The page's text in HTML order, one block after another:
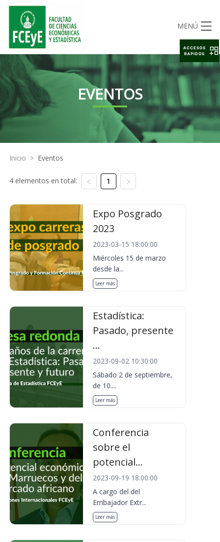
MENÚ
EVENTOS
Inicio > Eventos
4 elementos en total: 1
Expo Posgrado
2023
2023-03-15 18:00:00
Miércoles 15 de marzo
desde la...
Leer más
Estadística:
Pasado, presente
...
2023-09-02 10:30:00
Sábado 2 de septiembre,
de 10....
Leer más
Conferencia
sobre el
potencial...
2023-09-19 18:00:00
A cargo del del
Embajador Extr...
Leer más
ACCESOS
RAPIDOS